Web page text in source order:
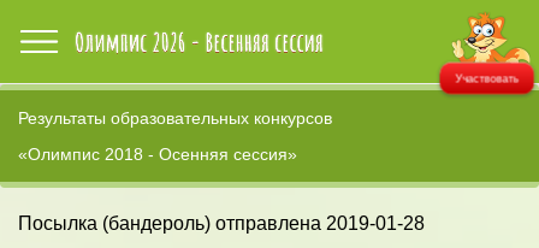
Участвовать
Результаты образовательных конкурсов
«Олимпис 2018 - Осенняя сессия»
Посылка (бандероль) отправлена 2019-01-28